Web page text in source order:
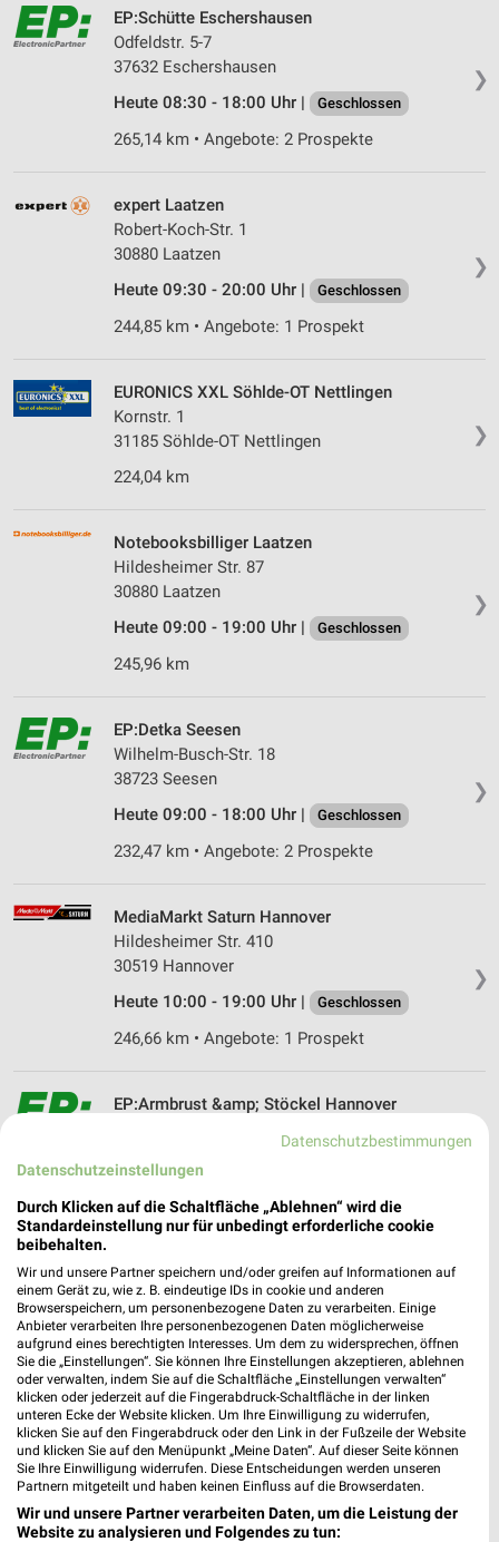
❯
EP:Schütte Eschershausen
Odfeldstr. 5-7
37632 Eschershausen
Heute 08:30 - 18:00 Uhr |
Geschlossen
265,14 km • Angebote: 2 Prospekte
❯
expert Laatzen
Robert-Koch-Str. 1
30880 Laatzen
Heute 09:30 - 20:00 Uhr |
Geschlossen
244,85 km • Angebote: 1 Prospekt
❯
EURONICS XXL Söhlde-OT Nettlingen
Kornstr. 1
31185 Söhlde-OT Nettlingen
224,04 km
❯
Notebooksbilliger Laatzen
Hildesheimer Str. 87
30880 Laatzen
Heute 09:00 - 19:00 Uhr |
Geschlossen
245,96 km
❯
EP:Detka Seesen
Wilhelm-Busch-Str. 18
38723 Seesen
Heute 09:00 - 18:00 Uhr |
Geschlossen
232,47 km • Angebote: 2 Prospekte
❯
MediaMarkt Saturn Hannover
Hildesheimer Str. 410
30519 Hannover
Heute 10:00 - 19:00 Uhr |
Geschlossen
246,66 km • Angebote: 1 Prospekt
EP:Armbrust &amp; Stöckel Hannover
247,60 km • Angebote: 2 Prospekte
media@home Hameln
Hildesheimer Str. 3-3a
31789 Hameln
Heute 08:30 - 18:30 Uhr | Geschlossen
275,61 km
Radio Schulz GmbH Hameln
Hildesheimer Str. 3-3a
31789 Hameln
Datenschutzbestimmungen
Datenschutzeinstellungen
Durch Klicken auf die Schaltfläche „Ablehnen“ wird die
Standardeinstellung nur für unbedingt erforderliche cookie
beibehalten.
Wir und unsere Partner speichern und/oder greifen auf Informationen auf
einem Gerät zu, wie z. B. eindeutige IDs in cookie und anderen
Browserspeichern, um personenbezogene Daten zu verarbeiten. Einige
Anbieter verarbeiten Ihre personenbezogenen Daten möglicherweise
aufgrund eines berechtigten Interesses. Um dem zu widersprechen, öffnen
Sie die „Einstellungen“. Sie können Ihre Einstellungen akzeptieren, ablehnen
oder verwalten, indem Sie auf die Schaltfläche „Einstellungen verwalten“
klicken oder jederzeit auf die Fingerabdruck-Schaltfläche in der linken
unteren Ecke der Website klicken. Um Ihre Einwilligung zu widerrufen,
klicken Sie auf den Fingerabdruck oder den Link in der Fußzeile der Website
und klicken Sie auf den Menüpunkt „Meine Daten“. Auf dieser Seite können
Sie Ihre Einwilligung widerrufen. Diese Entscheidungen werden unseren
Partnern mitgeteilt und haben keinen Einfluss auf die Browserdaten.
Wir und unsere Partner verarbeiten Daten, um die Leistung der
Website zu analysieren und Folgendes zu tun: